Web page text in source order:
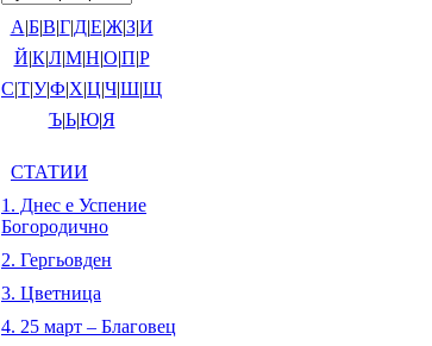
А|Б|В|Г|Д|Е|Ж|З|И
Й|К|Л|М|Н|О|П|Р
С|Т|У|Ф|Х|Ц|Ч|Ш|Щ
Ъ|Ь|Ю|Я
СТАТИИ
1. Днес е Успение
Богородично
2. Гергьовден
3. Цветница
4. 25 март – Благовец